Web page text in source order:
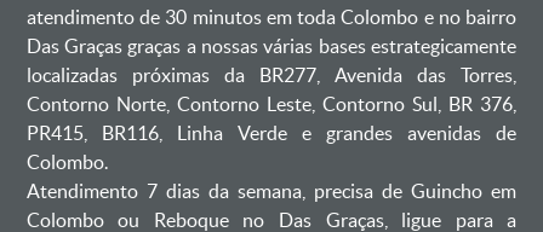
atendimento de 30 minutos em toda Colombo e no bairro
Das Graças graças a nossas várias bases estrategicamente
localizadas próximas da BR277, Avenida das Torres,
Contorno Norte, Contorno Leste, Contorno Sul, BR 376,
PR415, BR116, Linha Verde e grandes avenidas de
Colombo.
Atendimento 7 dias da semana, precisa de Guincho em
Colombo ou Reboque no Das Graças, ligue para a